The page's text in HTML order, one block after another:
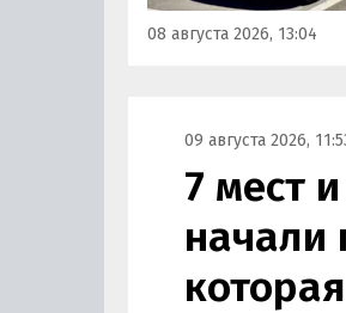
всеми документами
постановки на учет в
08 августа 2026, 13:04
09 августа 2026,
7 мест
начали